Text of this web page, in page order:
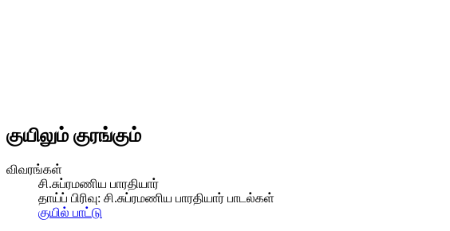
குயிலும் குரங்கும்
விவரங்கள்
சி.சுப்ரமணிய பாரதியார்
தாய்ப் பிரிவு: சி.சுப்ரமணிய பாரதியார் பாடல்கள்
குயில் பாட்டு